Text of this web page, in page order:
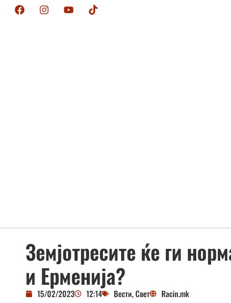
Земјотресите ќе ги
и Ерменија?
15/02/2023 12:14 Вести,Свет Racin.mk